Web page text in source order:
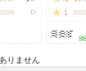
直射日光を避け、
本剤は天然の生
りません